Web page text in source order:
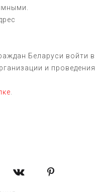
Беларуси войти в
и проведения
LinkedIn VKontakte